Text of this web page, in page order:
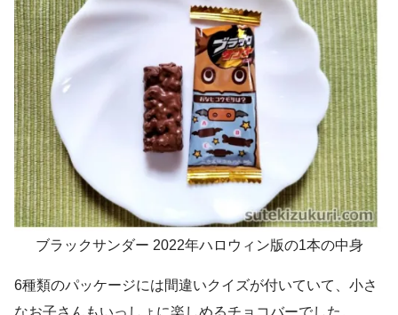
ブラックサンダー 2022年ハロウィン版の1本の中身
6種類のパッケージには間違いクイズが付いていて、小さ